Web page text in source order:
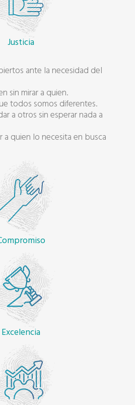
Justicia
ante la necesidad del
sin mirar a quien.
todos somos diferentes.
a otros sin esperar nada a
a quien lo necesita en busca
Excelencia